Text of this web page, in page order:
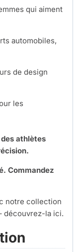
qui aiment
automobiles,
de design
les
des athlètes
Commandez
notre collection
découvrez-la ici.